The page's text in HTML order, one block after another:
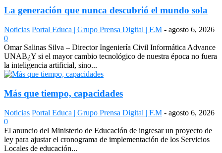
La generación que nunca descubrió el mundo sola
Noticias Portal Educa | Grupo Prensa Digital | F.M - agosto 6, 2026
0
Omar Salinas Silva – Director Ingeniería Civil Informática Advance
UNAB¿Y si el mayor cambio tecnológico de nuestra época no fuera
la inteligencia artificial, sino...
Más que tiempo, capacidades
Noticias Portal Educa | Grupo Prensa Digital | F.M - agosto 6, 2026
0
El anuncio del Ministerio de Educación de ingresar un proyecto de
ley para ajustar el cronograma de implementación de los Servicios
Locales de educación...